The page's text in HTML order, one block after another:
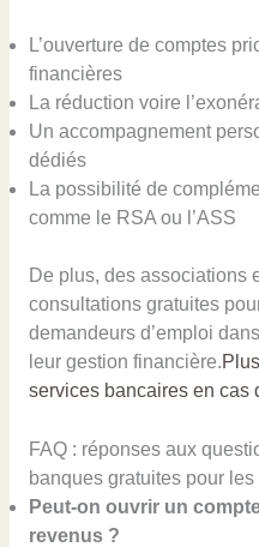
L’ouverture de comptes
financières
La réduction voire
Un accompagnement
dédiés
La possibilité de
comme le RSA ou l’ASS
De plus, des associations
consultations gratuites
demandeurs d’emploi
leur gestion financière.
services bancaires en cas
FAQ : réponses aux
banques gratuites pour
Peut-on ouvrir un
revenus ?